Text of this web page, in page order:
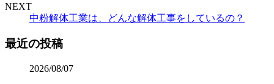
NEXT
中粉解体工業は、どんな解体工事をしているの？
最近の投稿
2026/08/07